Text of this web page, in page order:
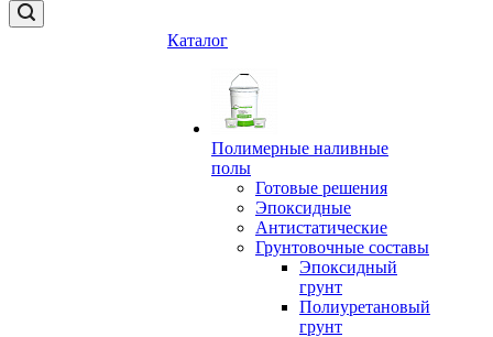
Каталог
Полимерные наливные
полы
Готовые решения
Эпоксидные
Антистатические
Грунтовочные составы
Эпоксидный
грунт
Полиуретановый
грунт